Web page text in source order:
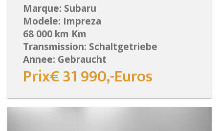
Marque: Subaru
Modele: Impreza
68 000 km Km
Transmission: Schaltgetriebe
Annee: Gebraucht
Prix€ 31 990,-Euros